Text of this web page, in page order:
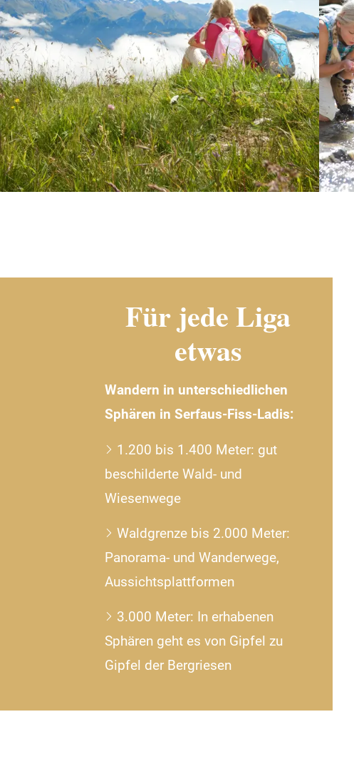
Für jede Liga
etwas
Wandern in unterschiedlichen
Sphären in Serfaus-Fiss-Ladis:
1.200 bis 1.400 Meter: gut
beschilderte Wald- und
Wiesenwege
Waldgrenze bis 2.000 Meter:
Panorama- und Wanderwege,
Aussichtsplattformen
3.000 Meter: In erhabenen
Sphären geht es von Gipfel zu
Gipfel der Bergriesen